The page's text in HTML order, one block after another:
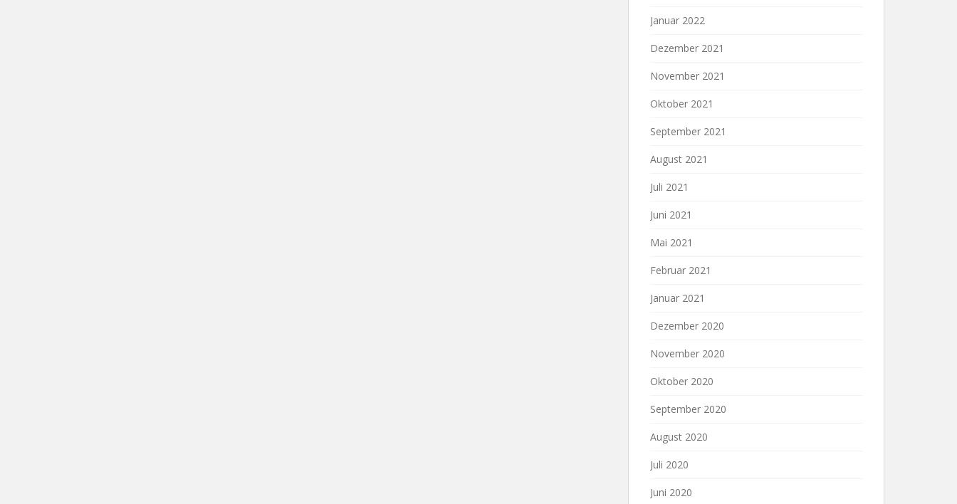
Januar 2022
Dezember 2021
November 2021
Oktober 2021
September 2021
August 2021
Juli 2021
Juni 2021
Mai 2021
Februar 2021
Januar 2021
Dezember 2020
November 2020
Oktober 2020
September 2020
August 2020
Juli 2020
Juni 2020